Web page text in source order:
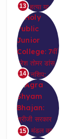
13
14
15